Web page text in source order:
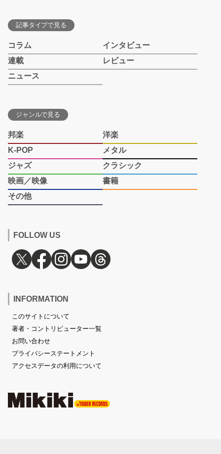
記事タイプで見る
コラム
インタビュー
連載
レビュー
ニュース
ジャンルで見る
邦楽
洋楽
K-POP
メタル
ジャズ
クラシック
映画／映像
書籍
その他
FOLLOW US
INFORMATION
このサイトについて
著者・コントリビューター一覧
お問い合わせ
プライバシーステートメント
アクセスデータの利用について